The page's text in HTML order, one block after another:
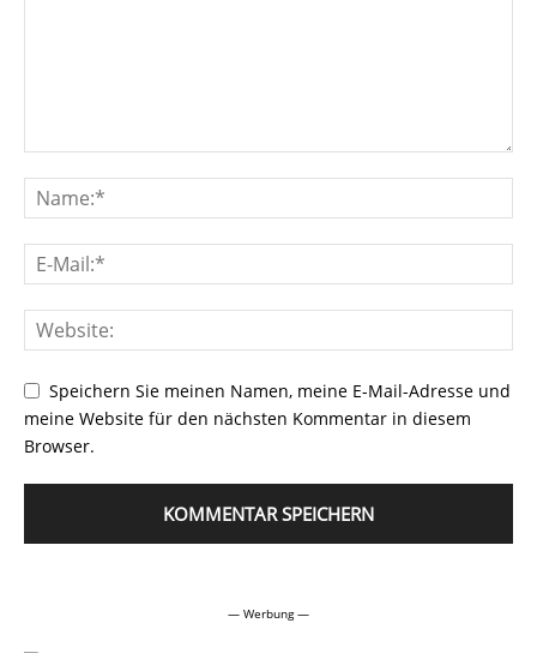
Speichern Sie meinen Namen, meine E-Mail-Adresse und
meine Website für den nächsten Kommentar in diesem
Browser.
— Werbung —